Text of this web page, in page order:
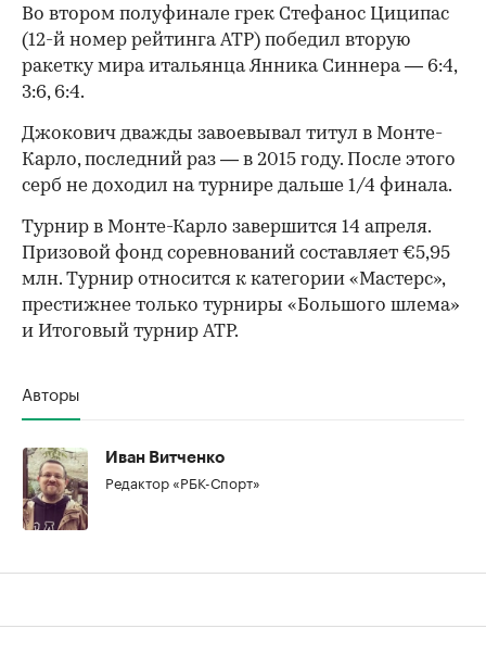
Во втором полуфинале грек Стефанос Циципас
(12-й номер рейтинга ATP) победил вторую
ракетку мира итальянца Янника Синнера — 6:4,
3:6, 6:4.
Джокович дважды завоевывал титул в Монте-
Карло, последний раз — в 2015 году. После этого
серб не доходил на турнире дальше 1/4 финала.
Турнир в Монте-Карло завершится 14 апреля.
Призовой фонд соревнований составляет €5,95
млн. Турнир относится к категории «Мастерс»,
престижнее только турниры «Большого шлема»
и Итоговый турнир ATP.
Авторы
Иван Витченко
Редактор «РБК-Спорт»